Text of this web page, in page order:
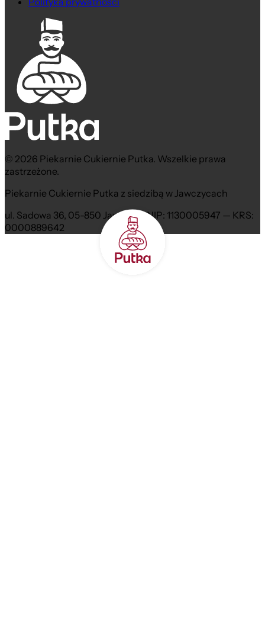
© 2026 Piekarnie Cukiernie Putka. Wszelkie prawa
zastrzeżone.
Piekarnie Cukiernie Putka z siedzibą w Jawczycach
ul. Sadowa 36, 05-850 Jawczyce NIP: 1130005947 — KRS:
0000889642